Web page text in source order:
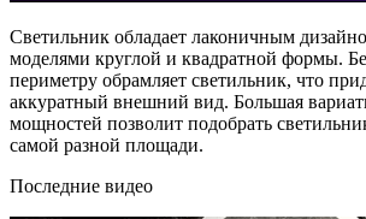
Светильник обладает лаконичным
моделями круглой и квадратной формы.
периметру обрамляет светильник, что
аккуратный внешний вид. Большая
мощностей позволит подобрать
самой разной площади.
Последние видео